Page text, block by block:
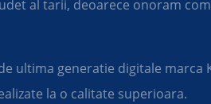
al tarii, deoarece onoram
ultima generatie digitale marca
la o calitate superioara.